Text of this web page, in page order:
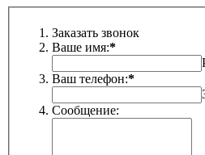
Заказать звонок
Ваше имя:*
Ваш телефон:*
Сообщение: